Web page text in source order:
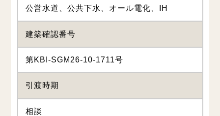
公営水道、公共下水、オール電化、IH
建築確認番号
第KBI-SGM26-10-1711号
引渡時期
相談